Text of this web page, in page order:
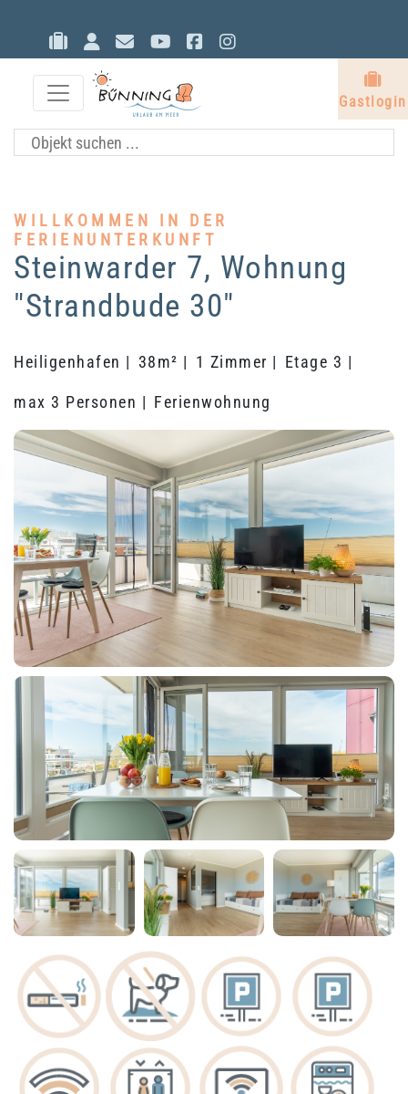
Gastlogin
Eigentümerlogin
KontaktYouTube
Facebook
Gastlogin
WILLKOMMEN IN DER
FERIENUNTERKUNFT
Steinwarder 7, Wohnung
"Strandbude 30"
Heiligenhafen | 38m² | 1 Zimmer | Etage 3 |
max 3 Personen | Ferienwohnung